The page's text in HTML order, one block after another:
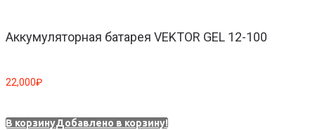
Аккумуляторная батарея VEKTOR GEL 12-100
22,000₽
В корзинуДобавлено в корзину!